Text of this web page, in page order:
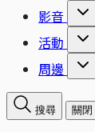
影音
活動
周邊
搜尋 關閉